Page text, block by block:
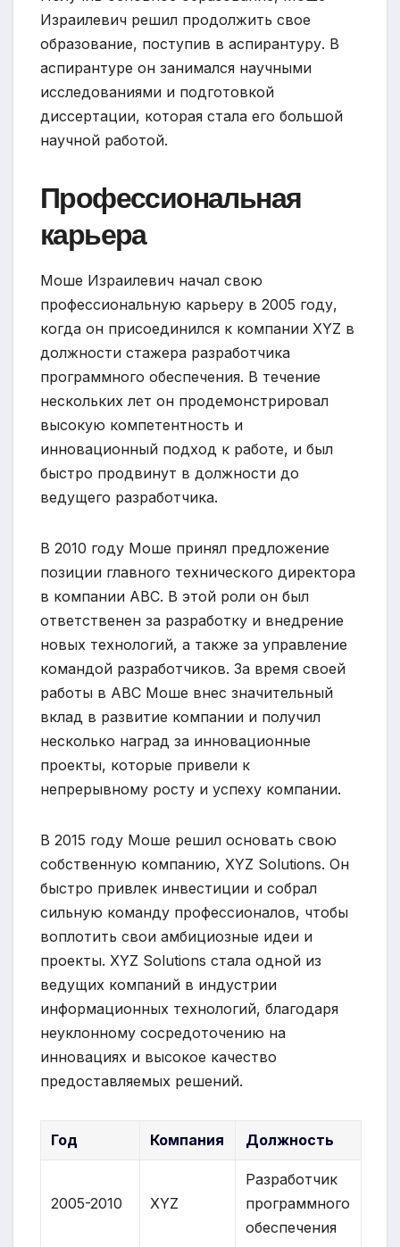
Израилевич решил продолжить свое
образование, поступив в аспирантуру. В
аспирантуре он занимался научными
исследованиями и подготовкой
диссертации, которая стала его большой
научной работой.
Профессиональная
карьера
Моше Израилевич начал свою
профессиональную карьеру в 2005 году,
когда он присоединился к компании XYZ в
должности стажера разработчика
программного обеспечения. В течение
нескольких лет он продемонстрировал
высокую компетентность и
инновационный подход к работе, и был
быстро продвинут в должности до
ведущего разработчика.
В 2010 году Моше принял предложение
позиции главного технического директора
в компании ABC. В этой роли он был
ответственен за разработку и внедрение
новых технологий, а также за управление
командой разработчиков. За время своей
работы в ABC Моше внес значительный
вклад в развитие компании и получил
несколько наград за инновационные
проекты, которые привели к
непрерывному росту и успеху компании.
В 2015 году Моше решил основать свою
собственную компанию, XYZ Solutions. Он
быстро привлек инвестиции и собрал
сильную команду профессионалов, чтобы
воплотить свои амбициозные идеи и
проекты. XYZ Solutions стала одной из
ведущих компаний в индустрии
информационных технологий, благодаря
неуклонному сосредоточению на
инновациях и высокое качество
предоставляемых решений.
Год Компания Должность
2005-2010 XYZ
Разработчик
программного
обеспечения